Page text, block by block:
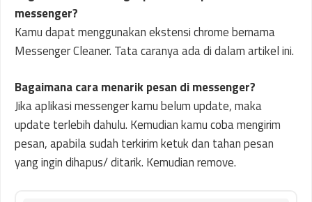
messenger?
Kamu dapat menggunakan ekstensi chrome bernama
Messenger Cleaner. Tata caranya ada di dalam artikel ini.
Bagaimana cara menarik pesan di messenger?
Jika aplikasi messenger kamu belum update, maka
update terlebih dahulu. Kemudian kamu coba mengirim
pesan, apabila sudah terkirim ketuk dan tahan pesan
yang ingin dihapus/ ditarik. Kemudian remove.